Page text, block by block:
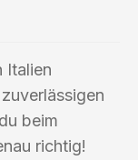
Italien
beim
richtig!